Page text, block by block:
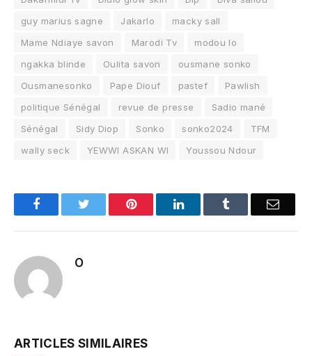
guy marius sagne
Jakarlo
macky sall
Mame Ndiaye savon
Marodi Tv
modou lo
ngakka blinde
Oulita savon
ousmane sonko
Ousmanesonko
Pape Diouf pastef
Pawlish
politique Sénégal
revue de presse
Sadio mané
Sénégal
Sidy Diop Sonko sonko2024
TFM
wally seck
YEWWI ASKAN WI Youssou Ndour
FacebookTwitter Pinterest LinkedInTumblr Email
O
ARTICLES SIMILAIRES